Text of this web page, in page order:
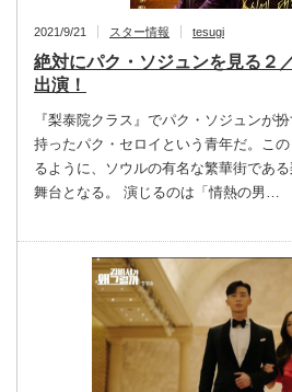
2021/9/21 スター情報 tesugi
絶対にパク・ソジュンを見る２
出演！
『梨泰院クラス』でパク・ソジュンが
持ったパク・セロイという青年だ。こ
るように、ソウルの有名な繁華街であ
舞台となる。 演じるのは「情熱の男…